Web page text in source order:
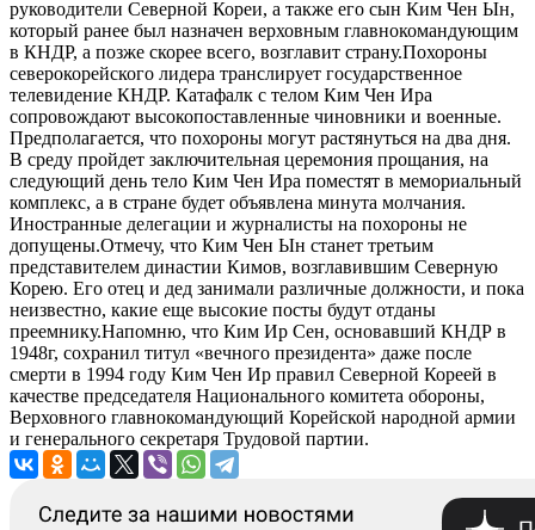
руководители Северной Кореи, а также его сын Ким Чен Ын,
который ранее был назначен верховным главнокомандующим
в КНДР, а позже скорее всего, возглавит страну.Похороны
северокорейского лидера транслирует государственное
телевидение КНДР. Катафалк с телом Ким Чен Ира
сопровождают высокопоставленные чиновники и военные.
Предполагается, что похороны могут растянуться на два дня.
В среду пройдет заключительная церемония прощания, на
следующий день тело Ким Чен Ира поместят в мемориальный
комплекс, а в стране будет объявлена минута молчания.
Иностранные делегации и журналисты на похороны не
допущены.Отмечу, что Ким Чен Ын станет третьим
представителем династии Кимов, возглавившим Северную
Корею. Его отец и дед занимали различные должности, и пока
неизвестно, какие еще высокие посты будут отданы
преемнику.Напомню, что Ким Ир Сен, основавший КНДР в
1948г, сохранил титул «вечного президента» даже после
смерти в 1994 году Ким Чен Ир правил Северной Кореей в
качестве председателя Национального комитета обороны,
Верховного главнокомандующий Корейской народной армии
и генерального секретаря Трудовой партии.